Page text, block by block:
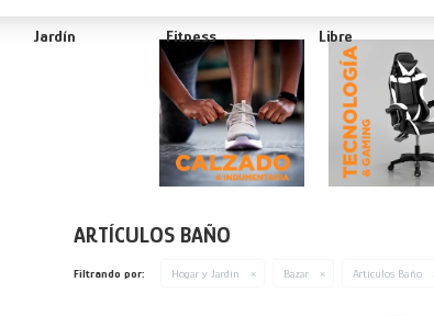
Jardín Fitness Libre
ARTÍCULOS BAÑO
Filtrando por: Hogar y Jardín Bazar Artículos Baño